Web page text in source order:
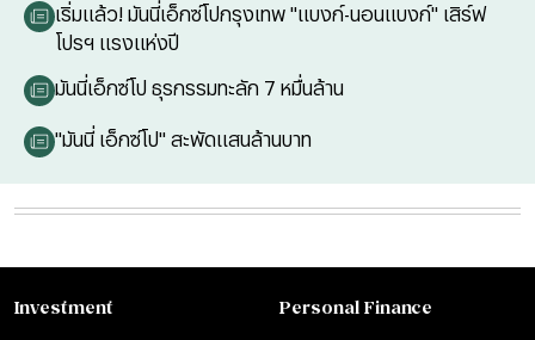
เริ่มแล้ว! มันนี่เอ็กซ์โปกรุงเทพ "แบงก์-นอนแบงก์" เสิร์ฟ
โปรฯ แรงแห่งปี
มันนี่เอ็กซ์โป ธุรกรรมทะลัก 7 หมื่นล้าน
"มันนี่ เอ็กซ์โป" สะพัดแสนล้านบาท
Investment Personal Finance